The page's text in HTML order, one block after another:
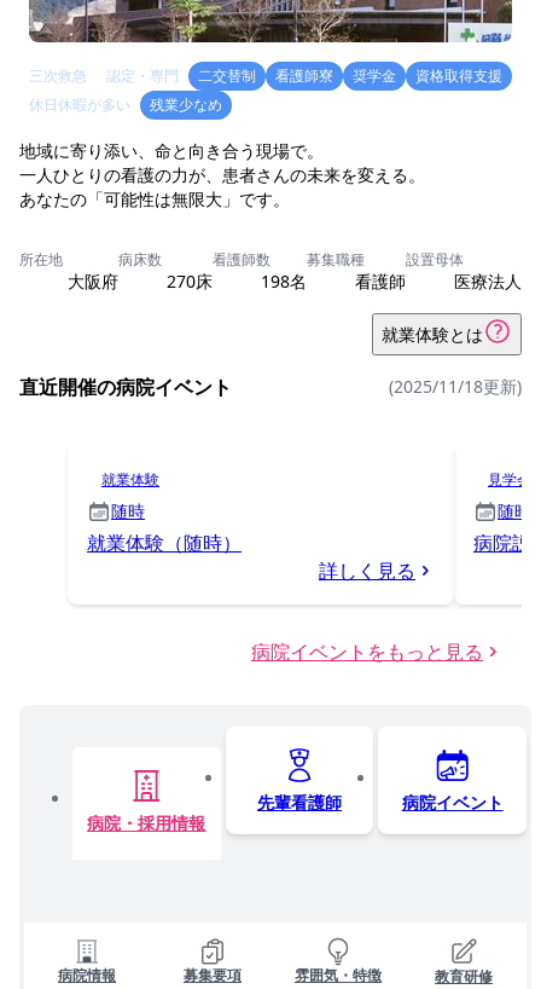
三次救急 認定・専門 二交替制 看護師寮 奨学金
資格取得支援
休日休暇が多い
残業少なめ
地域に寄り添い、命と向き合う現場で。
一人ひとりの看護の力が、患者さんの未来を変える。
あなたの「可能性は無限大」です。
所在地
大阪府
病床数
270床
看護師数
198名
募集職種
看護師
設置母体
医療法人
就業体験とは
直近開催の病院イベント (2025/11/18更新)
就業体験
随時
就業体験（随時）
詳しく見る
見学会
随時
病院説
病院イベントをもっと見る
病院・採用情報
先輩看護師 病院イベント
病院情報 募集要項 雰囲気・特徴 教育研修